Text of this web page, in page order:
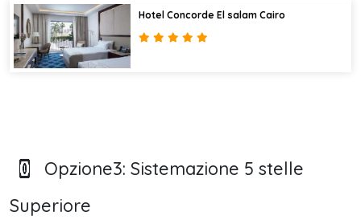
Hotel Concorde El salam Cairo
Opzione3: Sistemazione 5 stelle
Superiore